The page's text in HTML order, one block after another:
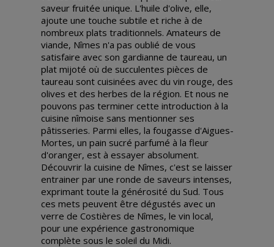
saveur fruitée unique. L'huile d'olive, elle,
ajoute une touche subtile et riche à de
nombreux plats traditionnels. Amateurs de
viande, Nîmes n'a pas oublié de vous
satisfaire avec son gardianne de taureau, un
plat mijoté où de succulentes pièces de
taureau sont cuisinées avec du vin rouge, des
olives et des herbes de la région. Et nous ne
pouvons pas terminer cette introduction à la
cuisine nîmoise sans mentionner ses
pâtisseries. Parmi elles, la fougasse d'Aigues-
Mortes, un pain sucré parfumé à la fleur
d'oranger, est à essayer absolument.
Découvrir la cuisine de Nîmes, c'est se laisser
entrainer par une ronde de saveurs intenses,
exprimant toute la générosité du Sud. Tous
ces mets peuvent être dégustés avec un
verre de Costières de Nîmes, le vin local,
pour une expérience gastronomique
complète sous le soleil du Midi.